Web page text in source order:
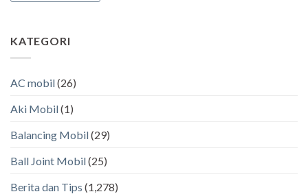
KATEGORI
AC mobil(26)
Aki Mobil(1)
Balancing Mobil(29)
Ball Joint Mobil(25)
Berita dan Tips (1,278)